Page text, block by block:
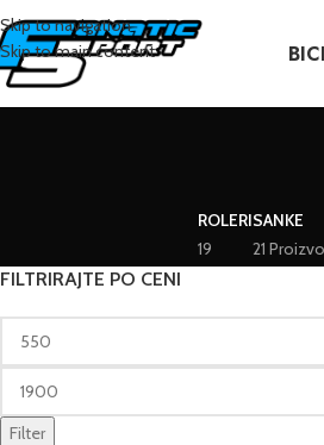
Skip to navigation
Skip to main content
ROLERI
19
SANKE
21
FILTRIRAJTE PO CENI
Filter